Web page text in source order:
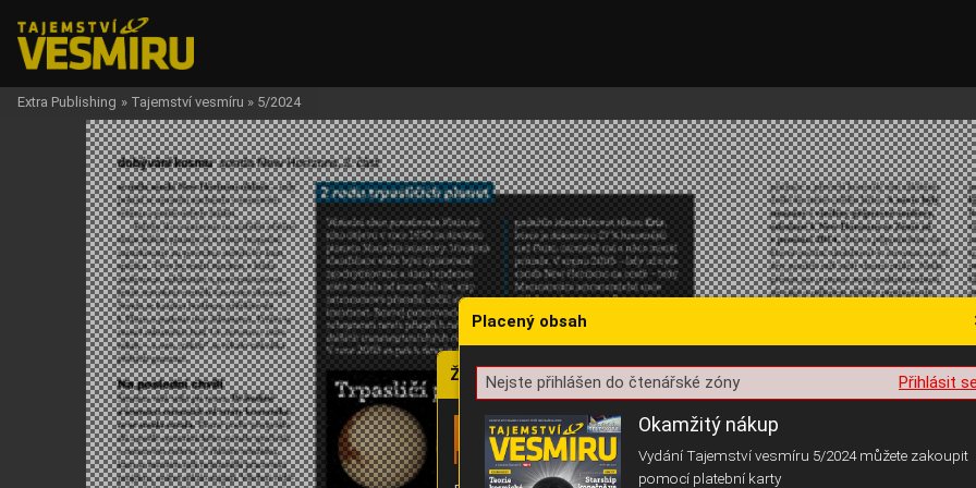
Žádost o souhlas s ukládáním volitelných informací
Extra Publishing » Tajemství vesmíru » 5/2024
Placený obsah
Přihlásit
Nejste přihlášen do čtenářské zóny
Okamžitý nákup
Vydání Tajemství vesmíru 5/2024 můžete zakoupit
pomocí platební karty